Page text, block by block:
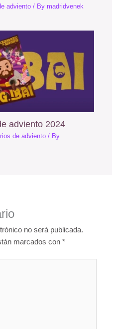
adviento / By madridvenek
adviento 2024
de adviento / By
no será publicada.
marcados con*